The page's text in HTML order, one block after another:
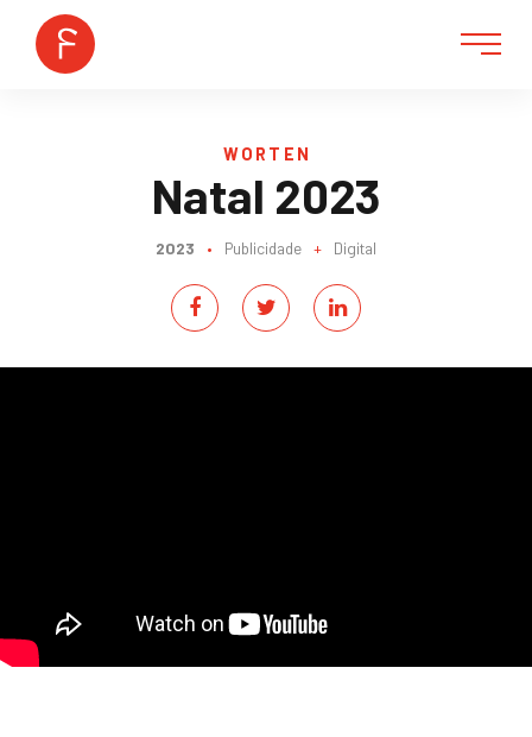
WORTEN
Natal 2023
2023 • Publicidade + Digital